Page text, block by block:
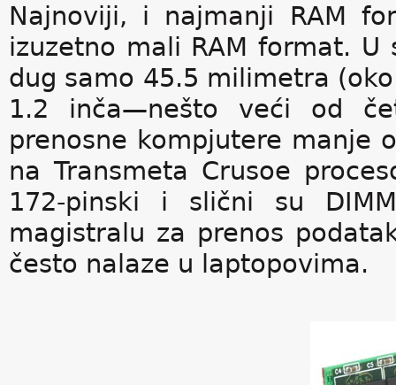
Najnoviji, i najmanji RAM
izuzetno mali RAM format.
dug samo 45.5 milimetra
1.2 inča—nešto veći od
prenosne kompjutere manje
na Transmeta Crusoe
172-pinski i slični su
magistralu za prenos
često nalaze u laptopovima.